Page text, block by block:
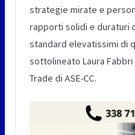
strategie mirate e
rapporti solidi e duraturi
standard elevatissimi di
sottolineato Laura
Trade di ASE-CC.